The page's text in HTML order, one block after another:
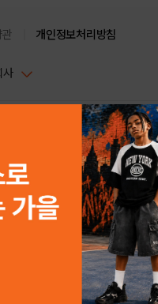
구매하기
개인정보처리방침
사
633, 6층 (논현동, 한세엠케이빌딩)
2024-서울강남-04239
사㈜
09:00~ 18:00 토/일/공휴일 휴무)
휴일 휴무)
ALL RIGHTS RESERVED.